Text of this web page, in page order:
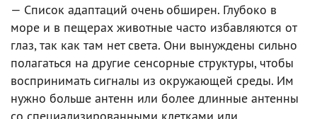
— Список адаптаций очень обширен. Глубоко в
море и в пещерах животные часто избавляются от
глаз, так как там нет света. Они вынуждены сильно
полагаться на другие сенсорные структуры, чтобы
воспринимать сигналы из окружающей среды. Им
нужно больше антенн или более длинные антенны
со специализированными клетками или